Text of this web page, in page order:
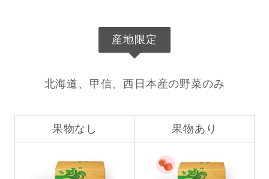
産地限定
北海道、甲信、西日本産の野菜のみ
果物なし 果物あり